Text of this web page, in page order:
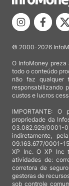
© 2000-2026
O InfoMoney
todo o conteúdo
não faz qualquer
responsabilizando
custos e lucros
IMPORTANTE:
propriedade da
03.082.929/
indiretamente,
09.163.677/0001-
XP Inc. O XP Inc
atividades de:
corretora de
gestoras de
sob controle